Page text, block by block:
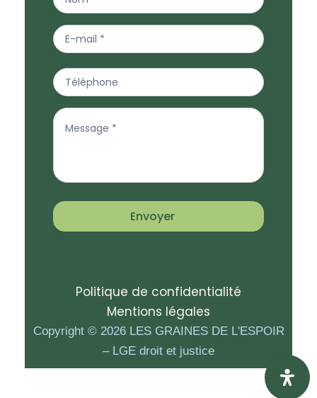
Envoyer
Politique de confidentialité
Mentions légales
Copyright © 2026 LES GRAINES DE L'ESPOIR
– LGE droit et justice